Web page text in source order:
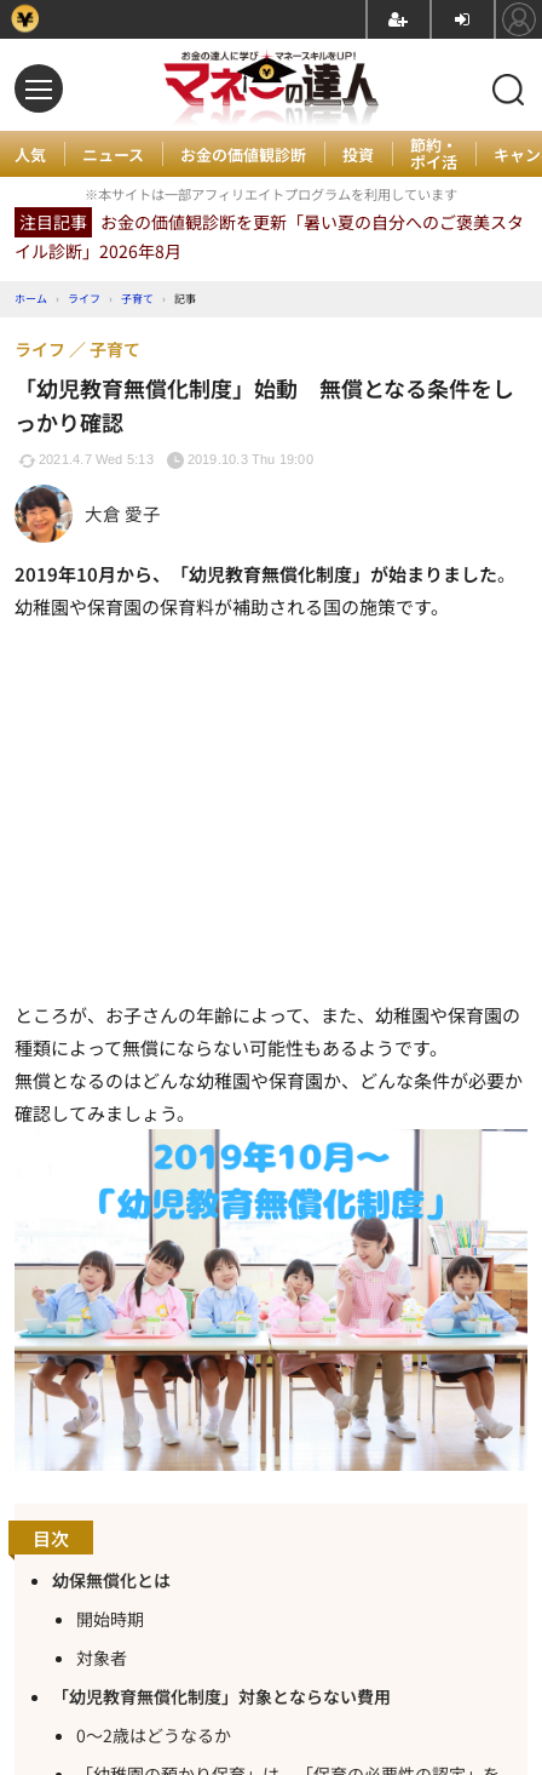
人気 ニュース お金の価値観診断 投資 節約・
ポイ活 キャ
※本サイトは一部アフィリエイトプログラムを利用しています
注目記事 お金の価値観診断を更新「暑い夏の自分へのご褒美スタ
イル診断」2026年8月
ホーム › ライフ › 子育て › 記事
「幼児教育無償化制度」始動 無償となる条件をし
っかり確認
ライフ 子育て
2021.4.7 Wed 5:13 2019.10.3 Thu 19:00
大倉 愛子
2019年10月から、「幼児教育無償化制度」が始まりました。
幼稚園や保育園の保育料が補助される国の施策です。
ところが、お子さんの年齢によって、また、幼稚園や保育園の
種類によって無償にならない可能性もあるようです。
無償となるのはどんな幼稚園や保育園か、どんな条件が必要か
確認してみましょう。
目次
幼保無償化とは
開始時期
対象者
「幼児教育無償化制度」対象とならない費用
0～2歳はどうなるか